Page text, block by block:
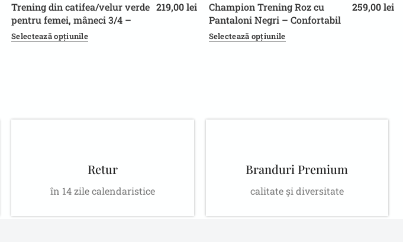
L/XL S/M
Trening din catifea/velur verde
pentru femei, mâneci 3/4 –
Hanorac și pantaloni
219,00lei
Selectează opțiunile
L XL
Champion Trening Roz cu
Pantaloni Negri – Confortabil
și Modern
259,00lei
Selectează opțiunile
Retur
în 14 zile calendaristice
Branduri Premium
calitate și diversitate